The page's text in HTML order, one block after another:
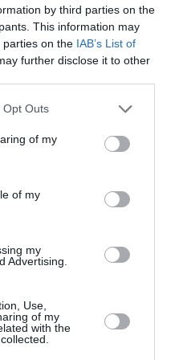
by third parties on the
This information may
parties on the IAB’s List of
further disclose it to other
Opt Outs
of my
of my
my
Advertising.
Use,
of my
with the
comune.”
e uşor să încerci să
care doresc să se
primării refuză,
în Sicilia, să raporteze
Alegeri vor mai
sau Ragusa dar
sau zero deoarece
pe care le-ar
În Sicilia e greu să
sunt alte reguli.”